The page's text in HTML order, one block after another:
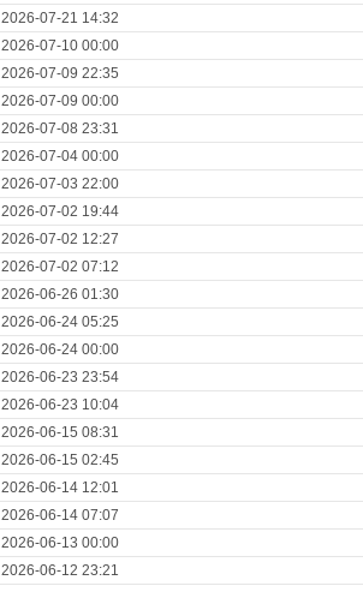
2026-07-21 14:32
2026-07-10 00:00
2026-07-09 22:35
2026-07-09 00:00
2026-07-08 23:31
2026-07-04 00:00
2026-07-03 22:00
2026-07-02 19:44
2026-07-02 12:27
2026-07-02 07:12
2026-06-26 01:30
2026-06-24 05:25
2026-06-24 00:00
2026-06-23 23:54
2026-06-23 10:04
2026-06-15 08:31
2026-06-15 02:45
2026-06-14 12:01
2026-06-14 07:07
2026-06-13 00:00
2026-06-12 23:21